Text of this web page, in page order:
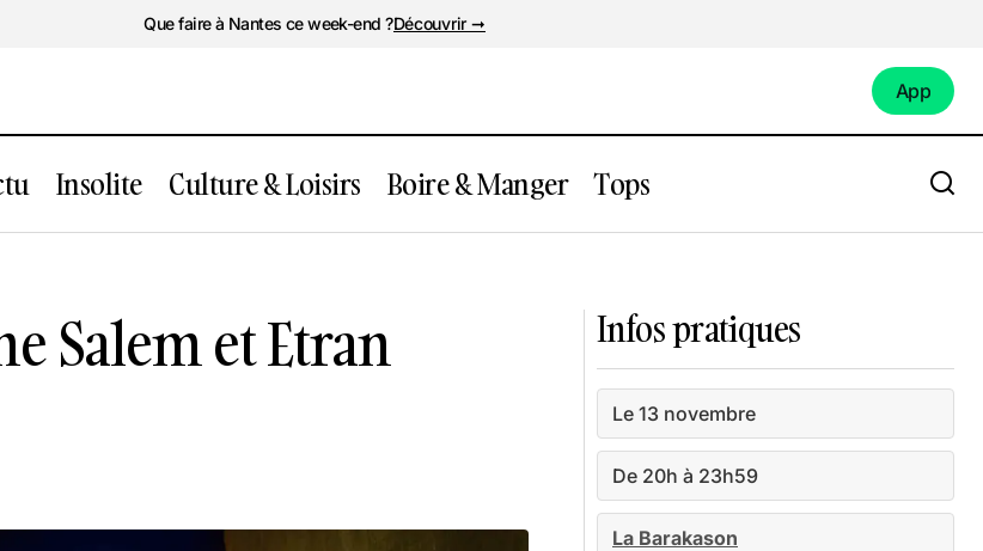
Que faire à Nantes ce week-end ?Découvrir ➞
App
Insolite Culture & Loisirs Boire & Manger Tops
de Christine Salem et Etran de l’Aïr
Salem et Etran
Infos pratiques
Le 13 novembre
De 20h à 23h59
La Barakason